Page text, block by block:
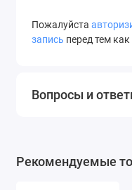
Пожалуйста
запись перед тем
Вопросы и
Рекомендуемые